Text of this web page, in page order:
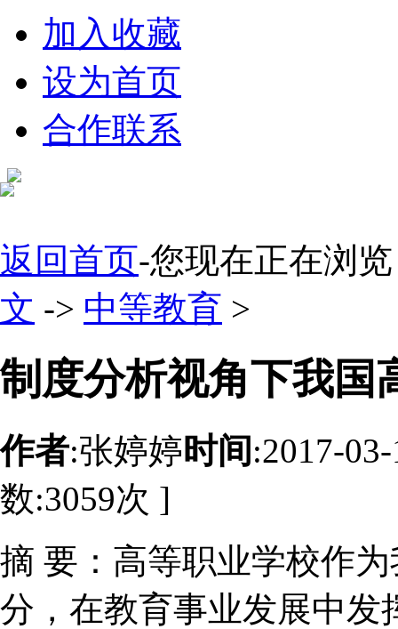
加入收藏
设为首页
合作联系
返回首页-您现在正在浏
文 -> 中等教育 >
制度分析视角下我国
作者:张婷婷时间 :2017-
数:3059次 ]
摘 要：高等职业学校作
分，在教育事业发展中发